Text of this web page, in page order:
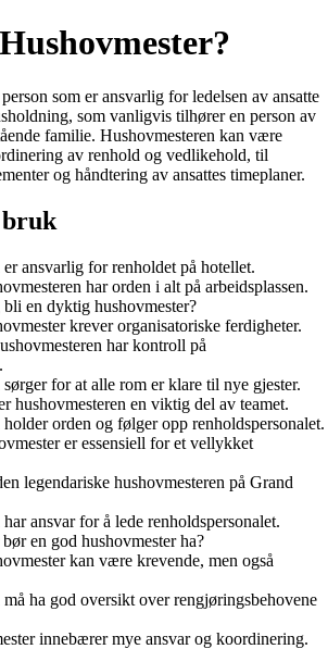
som er ansvarlig for ledelsen av ansatte
som vanligvis tilhører en person av
familie. Hushovmesteren kan være
av renhold og vedlikehold, til
og håndtering av ansattes timeplaner.
bruk
ansvarlig for renholdet på hotellet.
har orden i alt på arbeidsplassen.
en dyktig hushovmester?
krever organisatoriske ferdigheter.
har kontroll på
for at alle rom er klare til nye gjester.
hushovmesteren en viktig del av teamet.
orden og følger opp renholdspersonalet.
er essensiell for et vellykket
legendariske hushovmesteren på Grand
ansvar for å lede renholdspersonalet.
en god hushovmester ha?
kan være krevende, men også
ha god oversikt over rengjøringsbehovene
innebærer mye ansvar og koordinering.